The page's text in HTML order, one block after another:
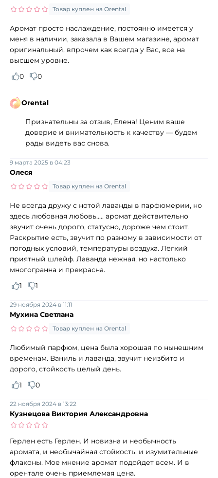
Товар куплен на Orental
Аромат просто наслаждение, постоянно имеется у
меня в наличии, заказала в Вашем магазине, аромат
оригинальный, впрочем как всегда у Вас, все на
высшем уровне.
0
0
Orental
Признательны за отзыв, Елена! Ценим ваше
доверие и внимательность к качеству — будем
рады видеть вас снова.
Олеся
9 марта 2025 в 04:23
Товар куплен на Orental
Не всегда дружу с нотой лаванды в парфюмерии, но
здесь любовная любовь..... аромат действительно
звучит очень дорого, статусно, дороже чем стоит.
Раскрытие есть, звучит по разному в зависимости от
погодных условий, температуры воздуха. Лёгкий
приятный шлейф. Лаванда нежная, но настолько
многогранна и прекрасна.
1
1
Мухина Светлана
29 ноября 2024 в 11:11
Товар куплен на Orental
Любимый парфюм, цена была хорошая по нынешним
временам. Ваниль и лаванда, звучит неизбито и
дорого, стойкость целый день.
1
0
Кузнецова Виктория Александровна
22 ноября 2024 в 13:22
Герлен есть Герлен. И новизна и необычность
аромата, и необычайная стойкость, и изумительные
флаконы. Мое мнение аромат подойдет всем. И в
орентале очень приемлемая цена.